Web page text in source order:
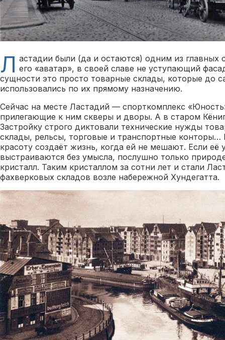
Л астадии были (да и остаются) одним из главных
его «аватар», в своей славе не уступающий
сущности это просто товарные склады, которые до
использовались по их прямому назначению.
Сейчас на месте Ластадий — спорткомплекс
прилегающие к ним скверы и дворы. А в старом
Застройку строго диктовали технические нужды
склады, рельсы, торговые и транспортные
красоту создаёт жизнь, когда ей не мешают. Если её
выстраиваются без умысла, послушно только
кристалл. Таким кристаллом за сотни лет и стали
фахверковых складов возле набережной Хундегатта.